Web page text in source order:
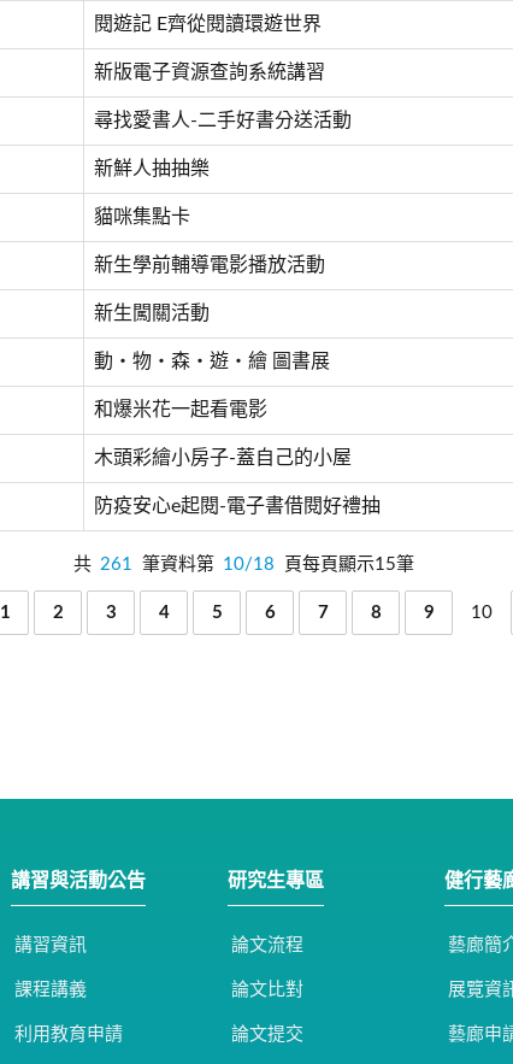
閱遊記 E齊從閱讀環遊世界
新版電子資源查詢系統講習
尋找愛書人-二手好書分送活動
新鮮人抽抽樂
貓咪集點卡
新生學前輔導電影播放活動
新生闖關活動
動‧物‧森‧遊‧繪 圖書展
和爆米花一起看電影
木頭彩繪小房子-蓋自己的小屋
防疫安心e起閱-電子書借閱好禮抽
共 261 筆資料第 10/18 頁每頁顯示15筆
1 2 3 4 5 6 7 8 9 10
講習與活動公告
講習資訊
課程講義
利用教育申請
研究生專區
論文流程
論文比對
論文提交
健行藝
藝廊簡
展覽資
藝廊申